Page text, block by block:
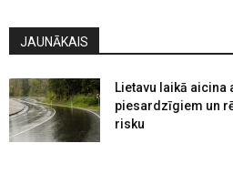
JAUNĀKAIS
Lietavu laikā aicina
piesardzīgiem un
risku